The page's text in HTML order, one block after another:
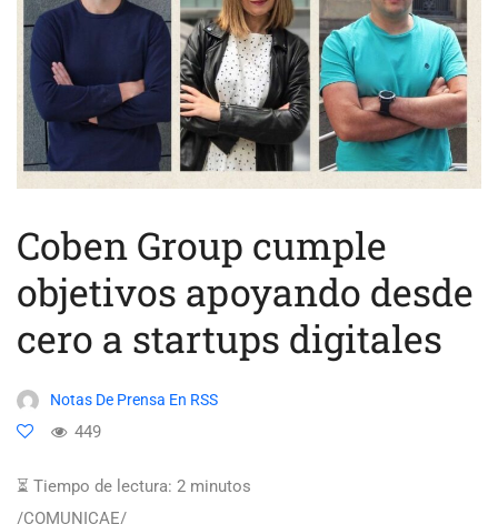
Coben Group cumple
objetivos apoyando desde
cero a startups digitales
Notas De Prensa En RSS
449
⏳ Tiempo de lectura: 2 minutos
/COMUNICAE/